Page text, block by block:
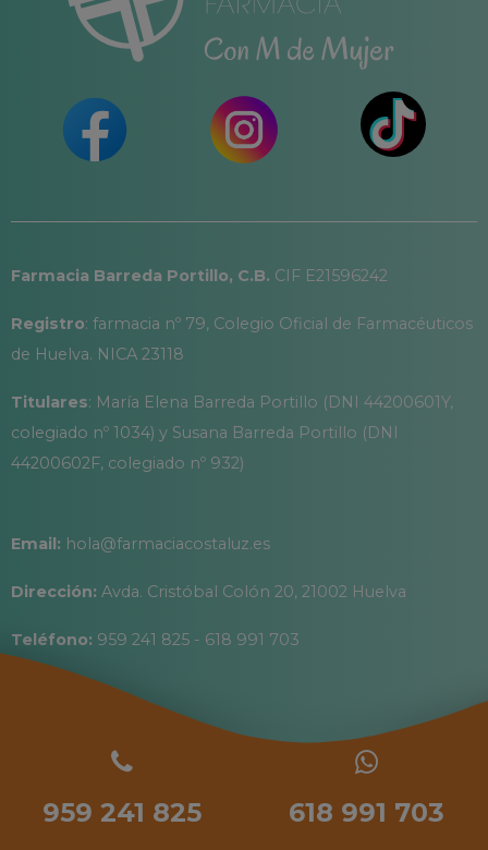
Farmacia Barreda Portillo, C.B. CIF E21596242
Registro: farmacia nº 79, Colegio Oficial de Farmacéuticos
de Huelva. NICA 23118
Titulares: María Elena Barreda Portillo (DNI 44200601Y,
colegiado nº 1034) y Susana Barreda Portillo (DNI
44200602F, colegiado nº 932)
Email: hola@farmaciacostaluz.es
Dirección: Avda. Cristóbal Colón 20, 21002 Huelva
Teléfono: 959 241 825 - 618 991 703
959 241 825 618 991 703